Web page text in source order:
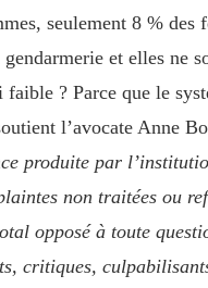
seulement 8 % des
et elles ne
? Parce que le
l’avocate Anne
produite par
non traitées ou
opposé à toute
critiques,